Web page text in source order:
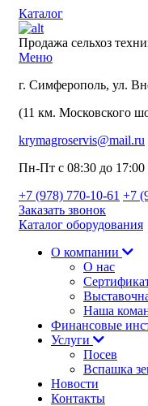
Каталог
Продажа сельхоз
Меню
г. Симферополь, ул.
(11 км. Московского
krymagroservis@mail.ru
Пн-Пт с 08:30 до 17:00
+7 (978) 770-10-61 +7
Заказать звонок
Каталог оборудования
О компании
О нас
Наша
Финансовые
Услуги
Посев
Вспашка
Новости
Контакты